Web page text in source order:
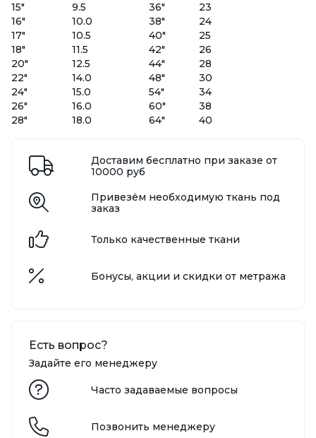
15"
9.5 36"
23
16"
10.0 38"
24
17"
10.5 40"
25
18"
11.5 42"
26
20"
12.5 44"
28
22"
14.0 48"
30
24"
15.0 54"
34
26"
16.0 60"
38
28"
18.0 64" 40
Доставим бесплатно при заказе от
10000 руб
Привезём необходимую ткань под
заказ
Только качественные ткани
Бонусы, акции и скидки от метража
Есть вопрос?
Задайте его менеджеру
Часто задаваемые вопросы
Позвонить менеджеру